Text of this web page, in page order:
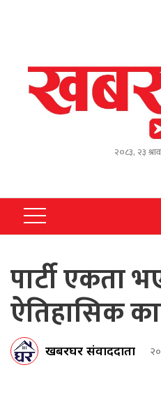
२०८३, २३
पार्टी एकता
ऐतिहासिक
खबरघर संवाददाता